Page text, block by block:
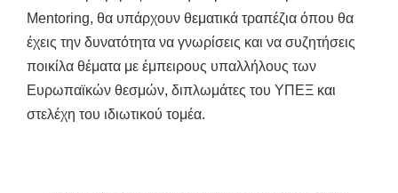
Mentoring, θα υπάρχουν θεματικά τραπέζια όπου θα
έχεις την δυνατότητα να γνωρίσεις και να συζητήσεις
ποικίλα θέματα με έμπειρους υπαλλήλους των
Ευρωπαϊκών θεσμών, διπλωμάτες του ΥΠΕΞ και
στελέχη του ιδιωτικού τομέα.